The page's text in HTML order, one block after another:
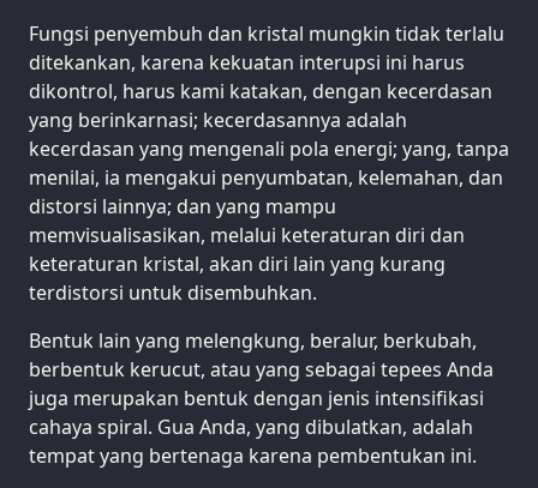
Fungsi penyembuh dan kristal mungkin tidak terlalu
ditekankan, karena kekuatan interupsi ini harus
dikontrol, harus kami katakan, dengan kecerdasan
yang berinkarnasi; kecerdasannya adalah
kecerdasan yang mengenali pola energi; yang, tanpa
menilai, ia mengakui penyumbatan, kelemahan, dan
distorsi lainnya; dan yang mampu
memvisualisasikan, melalui keteraturan diri dan
keteraturan kristal, akan diri lain yang kurang
terdistorsi untuk disembuhkan.
Bentuk lain yang melengkung, beralur, berkubah,
berbentuk kerucut, atau yang sebagai tepees Anda
juga merupakan bentuk dengan jenis intensifikasi
cahaya spiral. Gua Anda, yang dibulatkan, adalah
tempat yang bertenaga karena pembentukan ini.